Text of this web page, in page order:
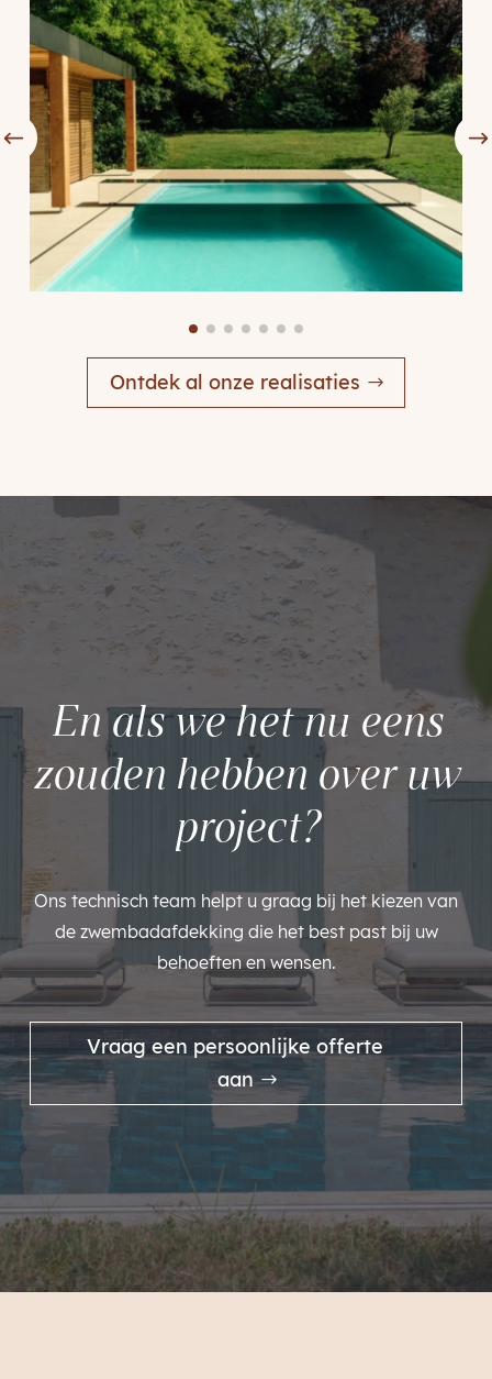
Ontdek al onze realisaties
En als we het nu eens
zouden hebben over uw
project?
Ons technisch team helpt u graag bij het kiezen van
de zwembadafdekking die het best past bij uw
behoeften en wensen.
Vraag een persoonlijke offerte
aan